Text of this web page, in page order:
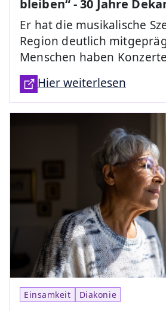
bleiben“ - 30 Jahre
Er hat die musikalische
Region deutlich
Menschen haben
Hier weiterlesen
Einsamkeit Diakonie